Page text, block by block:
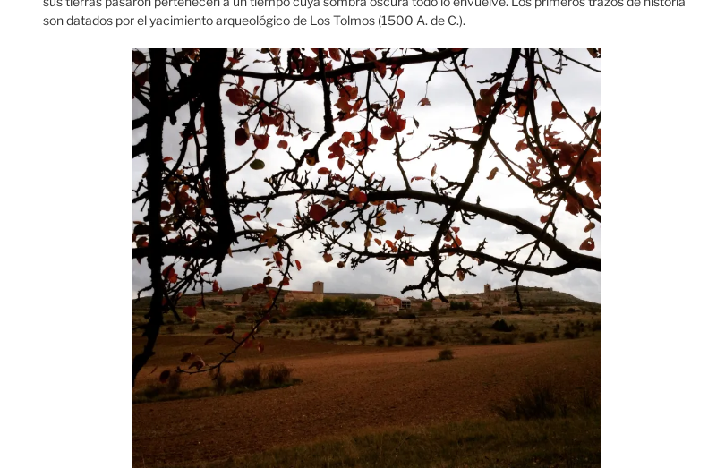
son datados por el yacimiento arqueológico de Los Tolmos (1500 A. de C.).